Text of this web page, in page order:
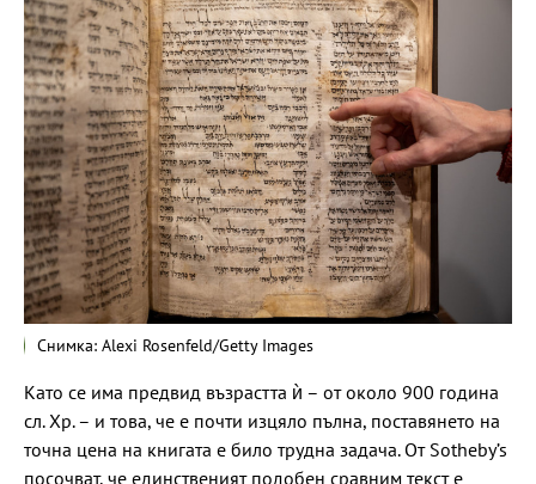
Снимка: Alexi Rosenfeld/Getty Images
Като се има предвид възрастта ѝ – от около 900 година
сл. Хр. – и това, че е почти изцяло пълна, поставянето на
точна цена на книгата е било трудна задача. От Sotheby’s
посочват, че единственият подобен сравним текст е